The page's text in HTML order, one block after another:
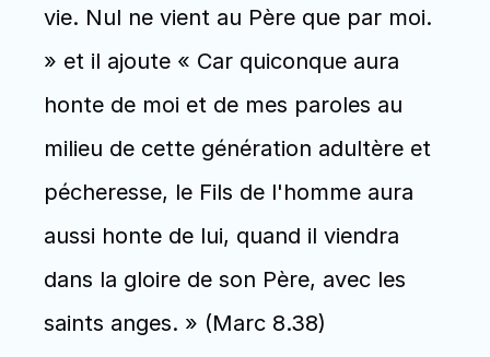
vie. Nul ne vient au Père que par moi.
» et il ajoute « Car quiconque aura
honte de moi et de mes paroles au
milieu de cette génération adultère et
pécheresse, le Fils de l'homme aura
aussi honte de lui, quand il viendra
dans la gloire de son Père, avec les
saints anges. » (Marc 8.38)